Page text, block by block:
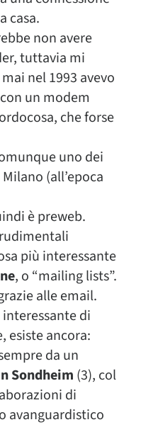
casa.
non avere
tuttavia mi
nel 1993 avevo
un modem
che forse
uno dei
(all’epoca
è preweb.
più interessante
, o “mailing lists”.
alle email.
di
esiste ancora:
da un
Sondheim (3), col
di
avanguardistico